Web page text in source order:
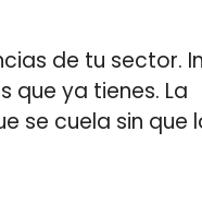
de tu sector.
que ya tienes. La
se cuela sin que